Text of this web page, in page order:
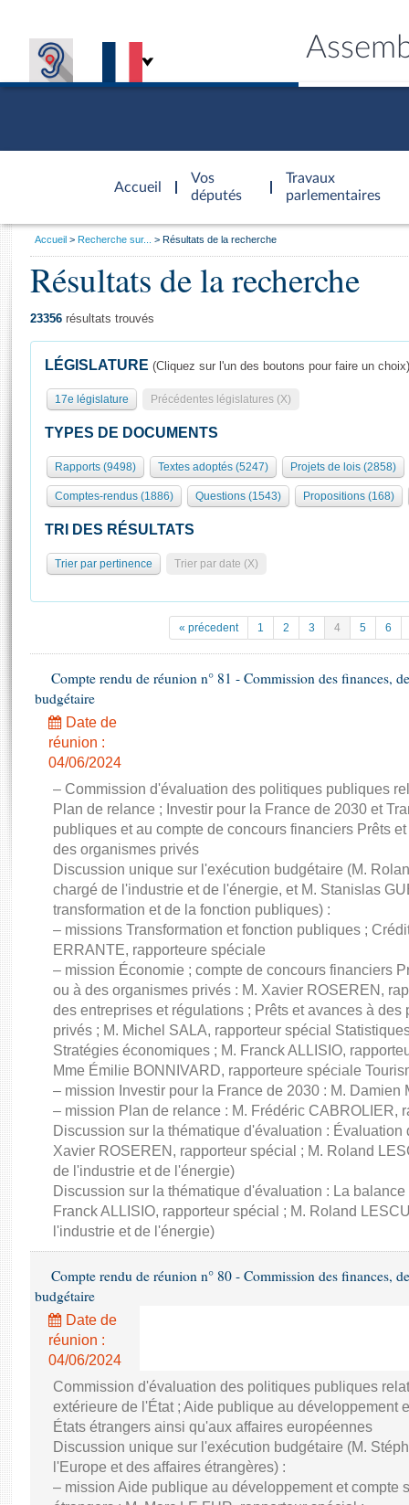
Accueil
d'accueil
Vos
députés
Travaux
parlementaires
Présidence
577 députés
Groupes politiques
Séance publique
Commissions et autres organes
Europe et International
Pétitions
Projets de loi
Propositions de loi
Amendements
Textes adoptés
Rapports d'enquête
Rapports législatifs
Rapports sur l'application des lois
Baromètre de l’application des lois
Dossiers législatifs
Budget et sécurité sociale
Questions écrites et orales
Comptes rendus des débats
Général
Rôle et pouvoirs de l'Assemblée
Organisation de l'Assemblée
Présidence Conférence des Présidents Bureau Collège des
Statistiques et chiffres clés
Documents de référence
( Constitution | Règlement de l'Assemblée ... )
Histoire
Juniors
Anciennes législatures
Liens vers les sites publics
Visiter l'Assemblée
Visite virtuelle du palais Bourbon
Assister à une séance
Contacts et plan d'accès
Photos libres de droit
Vous
Accueil Recherche sur... Résultats de la recherche
Résultats de la recherche
23356 résultats trouvés
LÉGISLATURE (Cliquez sur l'un des boutons pour faire un choix)
17e législature Précédentes législatures (X)
TYPES DE DOCUMENTS
Rapports (9498) Textes adoptés (5247) Projets de lois (2858)
Comptes-rendus (1886) Questions (1543) Propositions (168)
TRI DES RÉSULTATS
Trier par pertinence Trier par date (X)
« précedent 1 2 3 4 5 6
Compte rendu de réunion n° 81 - Commission des finances,
budgétaire
Date de
réunion :
04/06/2024
– Commission d'évaluation des politiques publiques
Plan de relance ; Investir pour la France de 2030 et
publiques et au compte de concours financiers Prêts
des organismes privés
Discussion unique sur l'exécution budgétaire (M.
chargé de l'industrie et de l'énergie, et M. Stanislas
transformation et de la fonction publiques) :
– missions Transformation et fonction publiques ;
ERRANTE, rapporteure spéciale
– mission Économie ; compte de concours financiers
ou à des organismes privés : M. Xavier ROSEREN,
des entreprises et régulations ; Prêts et avances à
privés ; M. Michel SALA, rapporteur spécial
Stratégies économiques ; M. Franck ALLISIO,
Mme Émilie BONNIVARD, rapporteure spéciale
– mission Investir pour la France de 2030 : M. Damien
– mission Plan de relance : M. Frédéric CABROLIER,
Discussion sur la thématique d'évaluation :
Xavier ROSEREN, rapporteur spécial ; M. Roland
de l'industrie et de l'énergie)
Discussion sur la thématique d'évaluation : La
Franck ALLISIO, rapporteur spécial ; M. Roland
l'industrie et de l'énergie)
Compte rendu de réunion n° 80 - Commission des finances,
budgétaire
Date de
réunion :
04/06/2024
Commission d'évaluation des politiques publiques
extérieure de l'État ; Aide publique au développement
États étrangers ainsi qu'aux affaires européennes
Discussion unique sur l'exécution budgétaire (M.
l'Europe et des affaires étrangères) :
– mission Aide publique au développement et compte